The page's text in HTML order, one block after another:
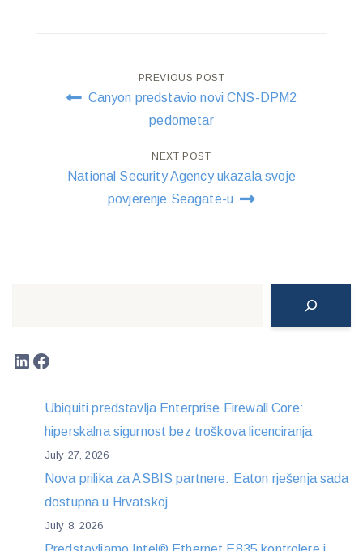
Post
navigation
PREVIOUS POST
Canyon predstavio novi CNS-DPM2
pedometar
NEXT POST
National Security Agency ukazala svoje
povjerenje Seagate-u
LinkedIn
Facebook
Ubiquiti predstavlja Enterprise Firewall Core:
hiperskalna sigurnost bez troškova licenciranja
July 27, 2026
Nova prilika za ASBIS partnere: Eaton rješenja sada
dostupna u Hrvatskoj
July 8, 2026